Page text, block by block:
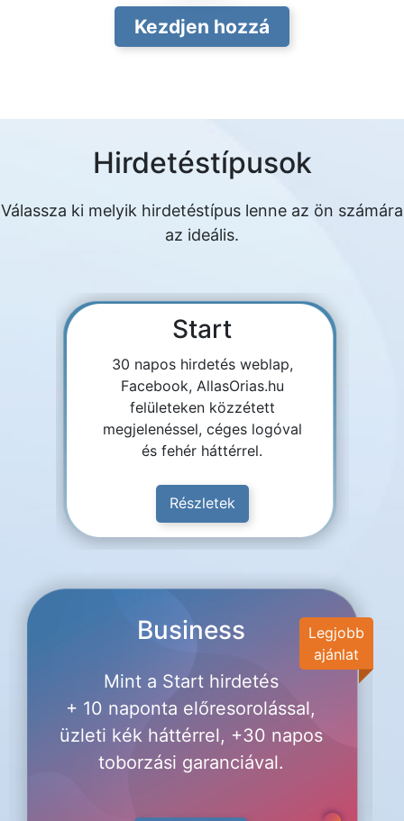
Kezdjen hozzá
Hirdetéstípusok
Válassza ki melyik hirdetéstípus lenne az ön számára
az ideális.
Start
30 napos hirdetés weblap,
Facebook, AllasOrias.hu
felületeken közzétett
megjelenéssel, céges logóval
és fehér háttérrel.
Részletek
Legjobb
ajánlat
Business
Mint a Start hirdetés
+ 10 naponta előresorolással,
üzleti kék háttérrel, +30 napos
toborzási garanciával.